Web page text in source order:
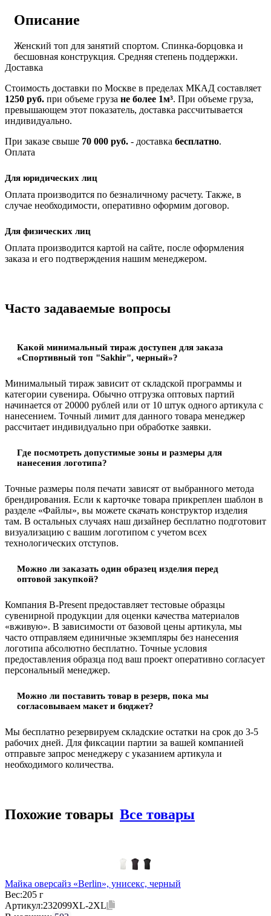
Описание
Женский топ для занятий спортом. Спинка-борцовка и
бесшовная конструкция. Средняя степень поддержки.
Доставка
Стоимость доставки по Москве в пределах МКАД составляет
1250 руб. при объеме груза не более 1м³. При объеме груза,
превышающем этот показатель, доставка рассчитывается
индивидуально.
При заказе свыше 70 000 руб. - доставка бесплатно.
Оплата
Для юридических лиц
Оплата производится по безналичному расчету. Также, в
случае необходимости, оперативно оформим договор.
Для физических лиц
Оплата производится картой на сайте, после оформления
заказа и его подтверждения нашим менеджером.
Часто задаваемые вопросы
Какой минимальный тираж доступен для заказа
«Спортивный топ "Sakhir", черный»?
Минимальный тираж зависит от складской программы и
категории сувенира. Обычно отгрузка оптовых партий
начинается от 20000 рублей или от 10 штук одного артикула с
нанесением. Точный лимит для данного товара менеджер
рассчитает индивидуально при обработке заявки.
Где посмотреть допустимые зоны и размеры для
нанесения логотипа?
Точные размеры поля печати зависят от выбранного метода
брендирования. Если к карточке товара прикреплен шаблон в
разделе «Файлы», вы можете скачать конструктор изделия
там. В остальных случаях наш дизайнер бесплатно подготовит
визуализацию с вашим логотипом с учетом всех
технологических отступов.
Можно ли заказать один образец изделия перед
оптовой закупкой?
Компания B-Present предоставляет тестовые образцы
сувенирной продукции для оценки качества материалов
«вживую». В зависимости от базовой цены артикула, мы
часто отправляем единичные экземпляры без нанесения
логотипа абсолютно бесплатно. Точные условия
предоставления образца под ваш проект оперативно согласует
персональный менеджер.
Можно ли поставить товар в резерв, пока мы
согласовываем макет и бюджет?
Мы бесплатно резервируем складские остатки на срок до 3-5
рабочих дней. Для фиксации партии за вашей компанией
отправьте запрос менеджеру с указанием артикула и
необходимого количества.
Похожие товары Все товары
Майка оверсайз «Berlin», унисекс, черный
Вес:205 г
Артикул:232099XL-2XL